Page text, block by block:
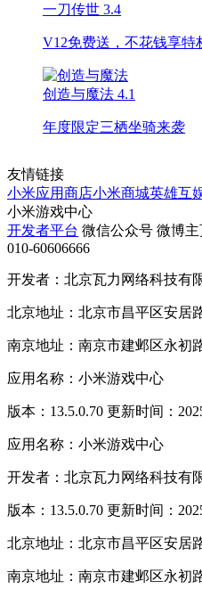
一刀传世 3.4
V12免费送，不花钱享特
创造与魔法 4.1
年度限定三栖坐骑来袭
友情链接
小米应用商店小米商城英雄互
小米游戏中心
开发者平台 微信公众号 微博主
010-60606666
开发者：北京瓦力网络科技有
北京地址：北京市昌平区安居
南京地址：南京市建邺区永初
应用名称：小米游戏中心
版本：13.5.0.70 更新时间：
应用名称：小米游戏中心
开发者：北京瓦力网络科技有
版本：13.5.0.70 更新时间：
北京地址：北京市昌平区安居
南京地址：南京市建邺区永初